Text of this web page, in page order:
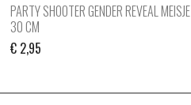
PARTY SHOOTER GENDER REVEAL MEISJE
30 CM
€2,95